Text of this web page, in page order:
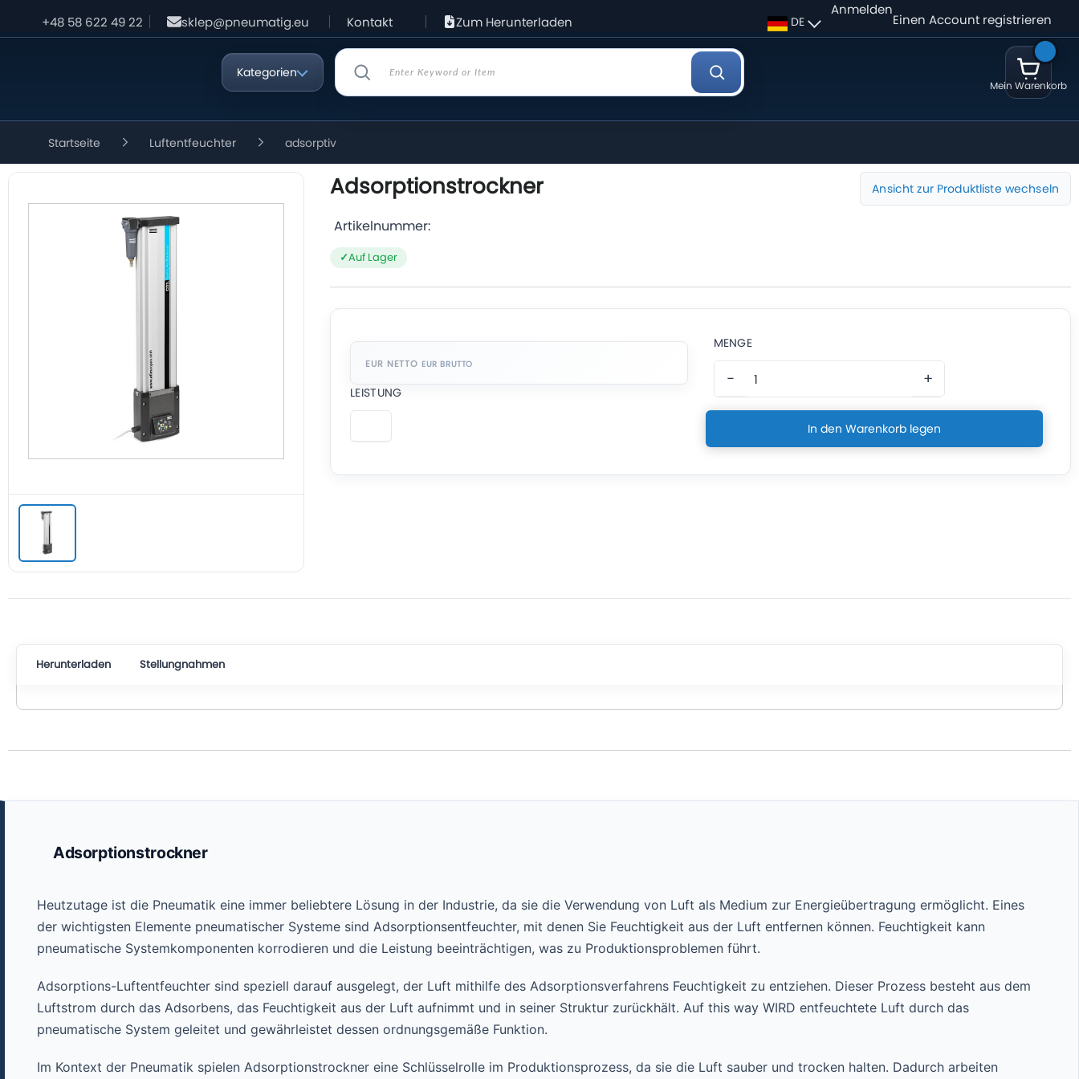
+48 58 622 49 22 sklep@pneumatig.eu
Kategorien
Kontakt Zum Herunterladen DE
Anmelden
Einen Account registrieren
Mein Warenkorb
Startseite Luftentfeuchter adsorptiv
Adsorptionstrockner Ansicht zur Produktliste wechseln
Artikelnummer:
Auf Lager
EUR NETTO
LEISTUNG
MENGE
− +
In den Warenkorb legen
Herunterladen Stellungnahmen
Adsorptionstrockner
Heutzutage ist die Pneumatik eine immer beliebtere Lösung in der Industrie, da sie die Verwendung von Luft als Medium zur Energieübertragung ermöglicht. Eines
der wichtigsten Elemente pneumatischer Systeme sind Adsorptionsentfeuchter, mit denen Sie Feuchtigkeit aus der Luft entfernen können. Feuchtigkeit kann
pneumatische Systemkomponenten korrodieren und die Leistung beeinträchtigen, was zu Produktionsproblemen führt.
Adsorptions-Luftentfeuchter sind speziell darauf ausgelegt, der Luft mithilfe des Adsorptionsverfahrens Feuchtigkeit zu entziehen. Dieser Prozess besteht aus dem
Luftstrom durch das Adsorbens, das Feuchtigkeit aus der Luft aufnimmt und in seiner Struktur zurückhält. Auf this way WIRD entfeuchtete Luft durch das
pneumatische System geleitet und gewährleistet dessen ordnungsgemäße Funktion.
Im Kontext der Pneumatik spielen Adsorptionstrockner eine Schlüsselrolle im Produktionsprozess, da sie die Luft sauber und trocken halten. Dadurch arbeiten